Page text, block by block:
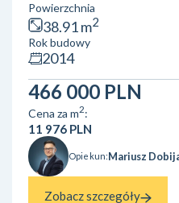
natury i szlaków górskich, ale
infrastruktury miejskiej? Ta
Bulwary (ul. Miodowa 65) jest
Najważniejsze atuty nieruchomości:
Idealny na poranną kawę,
weekendowy relaks. Gotow...
Powierzchnia
38.91 m2
Rok budowy
2014
466 000 PLN
Cena za m2:
11 976 PLN
Opiekun:Mariusz
Zobacz szczegóły